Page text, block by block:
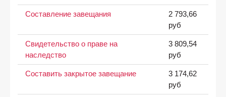
Составление завещания
2 793,66
руб
Свидетельство о праве на
наследство
3 809,54
руб
Составить закрытое завещание
3 174,62
руб